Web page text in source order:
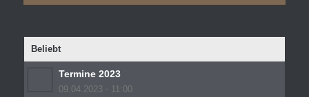
Beliebt
Termine 2023
09.04.2023 - 11:00